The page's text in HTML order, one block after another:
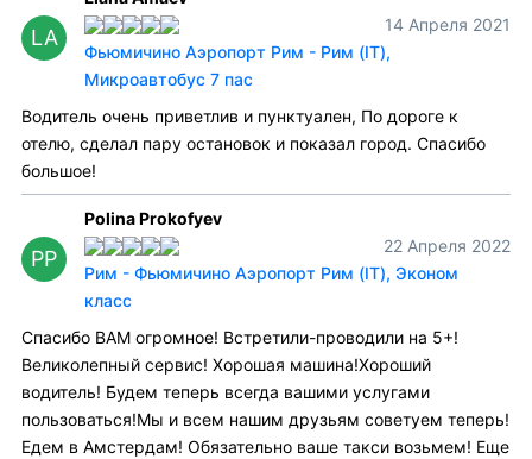
LA
14 Апреля 2021
Фьюмичино Аэропорт Рим - Рим (IT),
Микроавтобус 7 пас
Водитель очень приветлив и пунктуален, По дороге к
отелю, сделал пару остановок и показал город. Спасибо
большое!
PP
Polina Prokofyev
22 Апреля 2022
Рим - Фьюмичино Аэропорт Рим (IT), Эконом
класс
Спасибо ВАМ огромное! Встретили-проводили на 5+!
Великолепный сервис! Хорошая машина!Хороший
водитель! Будем теперь всегда вашими услугами
пользоваться!Мы и всем нашим друзьям советуем теперь!
Едем в Амстердам! Обязательно ваше такси возьмем! Еще